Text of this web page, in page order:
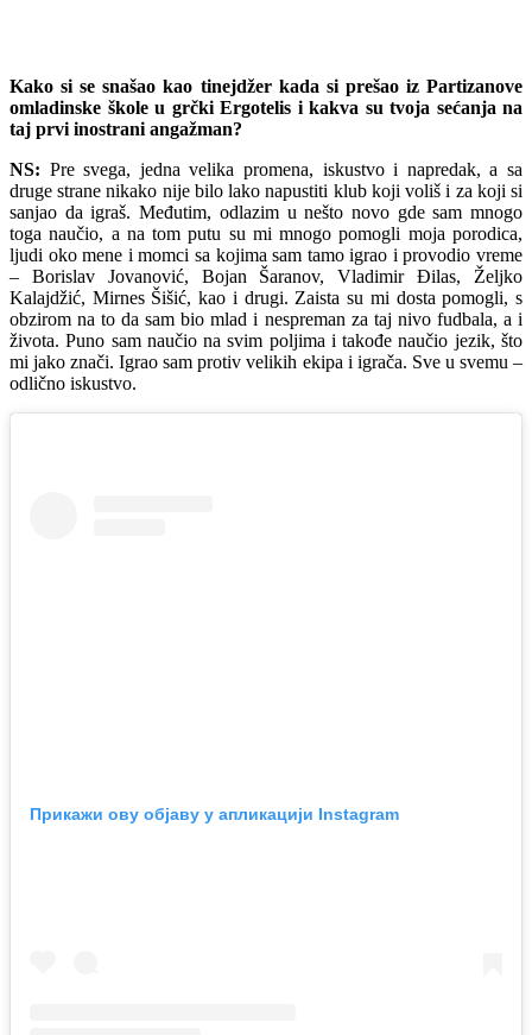
Kako si se snašao kao tinejdžer kada si prešao iz Partizanove
omladinske škole u grčki Ergotelis i kakva su tvoja sećanja na
taj prvi inostrani angažman?
NS: Pre svega, jedna velika promena, iskustvo i napredak, a sa
druge strane nikako nije bilo lako napustiti klub koji voliš i za koji si
sanjao da igraš. Međutim, odlazim u nešto novo gde sam mnogo
toga naučio, a na tom putu su mi mnogo pomogli moja porodica,
ljudi oko mene i momci sa kojima sam tamo igrao i provodio vreme
– Borislav Jovanović, Bojan Šaranov, Vladimir Đilas, Željko
Kalajdžić, Mirnes Šišić, kao i drugi. Zaista su mi dosta pomogli, s
obzirom na to da sam bio mlad i nespreman za taj nivo fudbala, a i
života. Puno sam naučio na svim poljima i takođe naučio jezik, što
mi jako znači. Igrao sam protiv velikih ekipa i igrača. Sve u svemu –
odlično iskustvo.
Прикажи ову објаву у апликацији Instagram